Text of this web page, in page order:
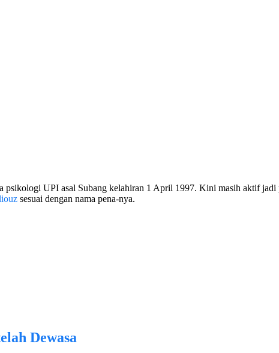
UPI asal Subang kelahiran 1 April 1997. Kini masih aktif
sesuai dengan nama pena-nya.
Dewasa